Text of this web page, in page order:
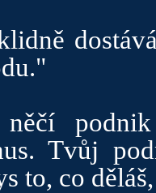
něčí
Tvůj
to, co